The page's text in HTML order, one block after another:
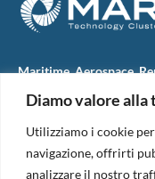
Diamo valore alla
Utilizziamo i cookie
navigazione, offrirti
analizzare il nostro
Maritime, Aerospace,
M.A.R.E. TC FVG S.c.ar.l.
34074 Monfalcone (Italy)
tel. +39 0481 723440
Codice Fiscale e Partita